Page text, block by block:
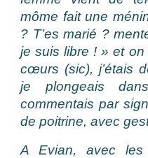
môme fait une
? T’es marié ?
je suis libre ! » et
cœurs (sic), j’étais
je plongeais
commentais par
de poitrine, avec
A Evian, avec les